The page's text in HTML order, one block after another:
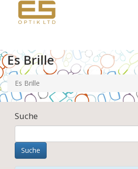
Es Brille
Es Brille
Suche